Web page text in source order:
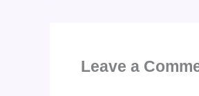
Leave a